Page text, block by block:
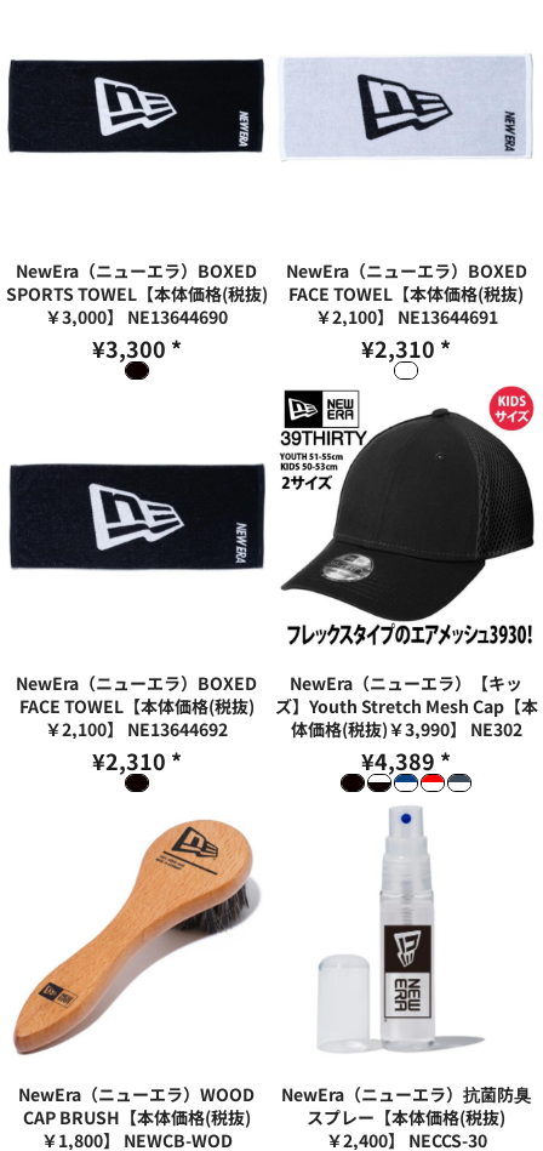
NewEra（ニューエラ）BOXED
SPORTS TOWEL【本体価格(税抜)
￥3,000】
NE13644690
¥3,300 *
NewEra（ニューエラ）BOXED
FACE TOWEL【本体価格(税抜)
￥2,100】
NE13644691
¥2,310 *
NewEra（ニューエラ）BOXED
FACE TOWEL【本体価格(税抜)
￥2,100】
NE13644692
¥2,310 *
NewEra（ニューエラ）【キッ
ズ】Youth Stretch Mesh Cap【本
体価格(税抜)￥3,990】
NE302
¥4,389 *
NewEra（ニューエラ）WOOD
CAP BRUSH【本体価格(税抜)
￥1,800】
NEWCB-WOD
NewEra（ニューエラ）抗菌防臭
スプレー【本体価格(税抜)
￥2,400】
NECCS-30